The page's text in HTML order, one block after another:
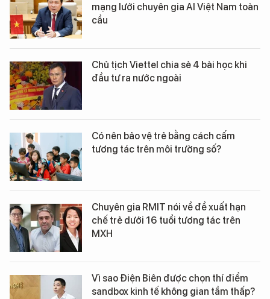
mạng lưới chuyên gia AI Việt Nam toàn
cầu
Chủ tịch Viettel chia sẻ 4 bài học khi
đầu tư ra nước ngoài
Có nên bảo vệ trẻ bằng cách cấm
tương tác trên môi trường số?
Chuyên gia RMIT nói về đề xuất hạn
chế trẻ dưới 16 tuổi tương tác trên
MXH
Vì sao Điện Biên được chọn thí điểm
sandbox kinh tế không gian tầm thấp?